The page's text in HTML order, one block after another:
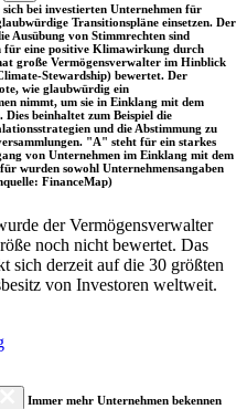
bei investierten Unternehmen für
Transitionspläne einsetzen. Der
Ausübung von Stimmrechten sind
für eine positive Klimawirkung durch
große Vermögensverwalter im Hinblick
Stewardship) bewertet. Der
wie glaubwürdig ein
nimmt, um sie in Einklang mit dem
beinhaltet zum Beispiel die
und die Abstimmung zu
"A" steht für ein starkes
von Unternehmen im Einklang mit dem
wurden sowohl Unternehmensangaben
FinanceMap)
der Vermögensverwalter
noch nicht bewertet. Das
sich derzeit auf die 30 größten
von Investoren weltweit.
Immer mehr Unternehmen bekennen